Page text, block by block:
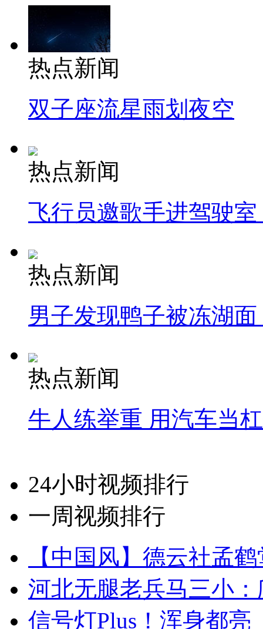
热点新闻
双子座流星雨划夜空
热点新闻
飞行员邀歌手进驾驶
热点新闻
男子发现鸭子被冻湖
热点新闻
牛人练举重 用汽车当
24小时视频排行
一周视频排行
【中国风】德云社孟
河北无腿老兵马三小
信号灯Plus！浑身都亮